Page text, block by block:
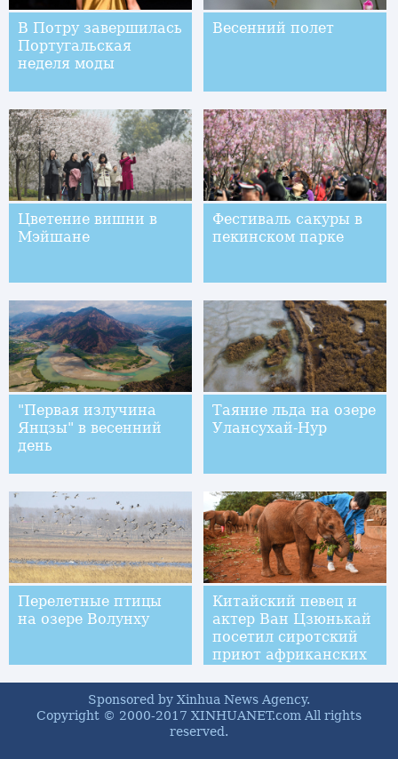
В Потру завершилась
Португальская
неделя моды
Весенний полет
Цветение вишни в
Мэйшане
Фестиваль сакуры в
пекинском парке
"Первая излучина
Янцзы" в весенний
день
Таяние льда на озере
Улансухай-Нур
Перелетные птицы
на озере Волунху
Китайский певец и
актер Ван Цзюнькай
посетил сиротский
приют африканских
Sponsored by Xinhua News Agency.
Copyright © 2000-2017 XINHUANET.com All rights
reserved.